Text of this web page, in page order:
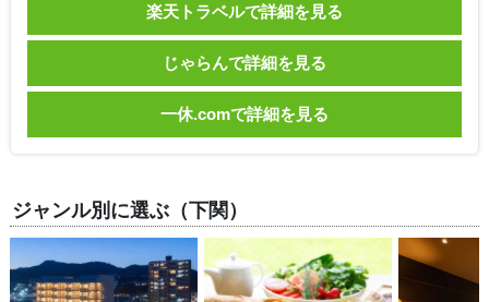
楽天トラベルで詳細を見る
じゃらんで詳細を見る
一休.comで詳細を見る
ジャンル別に選ぶ（下関）